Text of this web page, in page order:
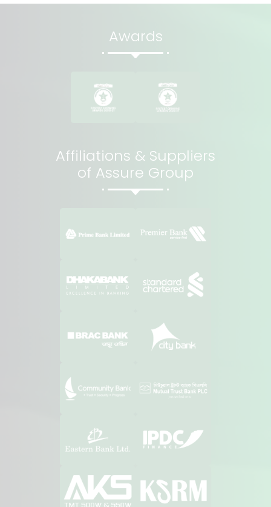
Awards
Affiliations & Suppliers
of Assure Group